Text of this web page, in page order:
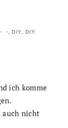
-, DIY, DIY
ich komme
auch nicht